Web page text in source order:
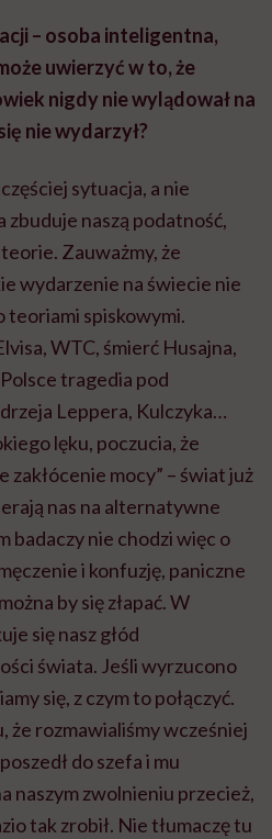
– osoba inteligentna,
uwierzyć w to, że
nigdy nie wylądował na
nie wydarzył?
sytuacja, a nie
naszą podatność,
Zauważmy, że
wydarzenie na świecie nie
teoriami spiskowymi.
WTC, śmierć Husajna,
tragedia pod
Leppera, Kulczyka…
lęku, poczucia, że
zakłócenie mocy” – świat już
nas na alternatywne
badaczy nie chodzi więc o
i konfuzję, paniczne
by się złapać. W
się nasz głód
świata. Jeśli wyrzucono
się, z czym to połączyć.
że rozmawialiśmy wcześniej
do szefa i mu
naszym zwolnieniu przecież,
tak zrobił. Nie tłumaczę tu